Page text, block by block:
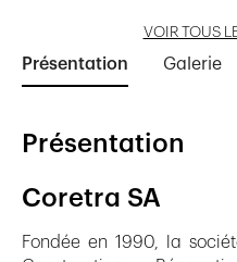
VOIR TOUS
Présentation Galerie
Présentation
Coretra SA
Fondée en 1990, la